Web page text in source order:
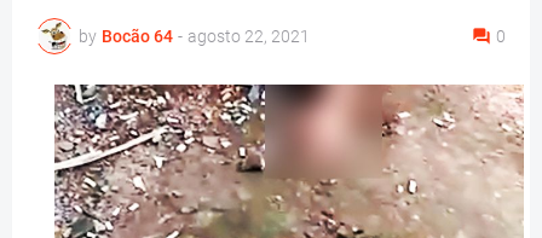
by Bocão 64 - agosto 22, 2021 0